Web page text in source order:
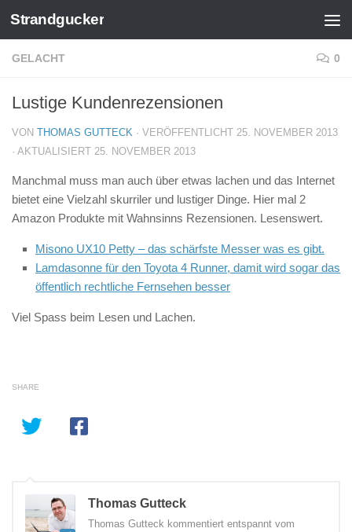
Zum Inhalt springen
Strandgucker
GELACHT 0
Lustige Kundenrezensionen
VON THOMAS GUTTECK · VERÖFFENTLICHT 25. NOVEMBER 2013
· AKTUALISIERT 25. NOVEMBER 2013
Manchmal muss man auch über etwas lachen und das Internet
bietet eine Vielzahl skurriler und lustiger Dinge. Hier mal 2
Amazon Produkte mit Wahnsinns Rezensionen. Lesenswert.
Misono UX10 Petty – das schärfste Messer was es gibt.
Lamdasonne für den Toyota 4 Runner, damit wird sogar das
öffentlich rechtliche Fernsehen besser
Viel Spass beim Lesen und Lachen.
SHARE
Thomas Gutteck
Thomas Gutteck kommentiert entspannt vom